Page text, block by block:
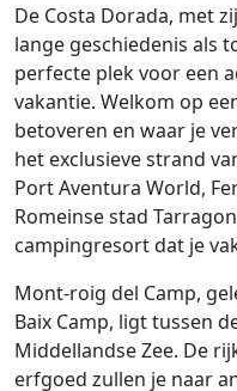
De Costa Dorada, met
lange geschiedenis als
perfecte plek voor een
vakantie. Welkom op
betoveren en waar je
het exclusieve strand
Port Aventura World,
Romeinse stad
campingresort dat je
Mont-roig del Camp,
Baix Camp, ligt tussen
Middellandse Zee. De
erfgoed zullen je naar